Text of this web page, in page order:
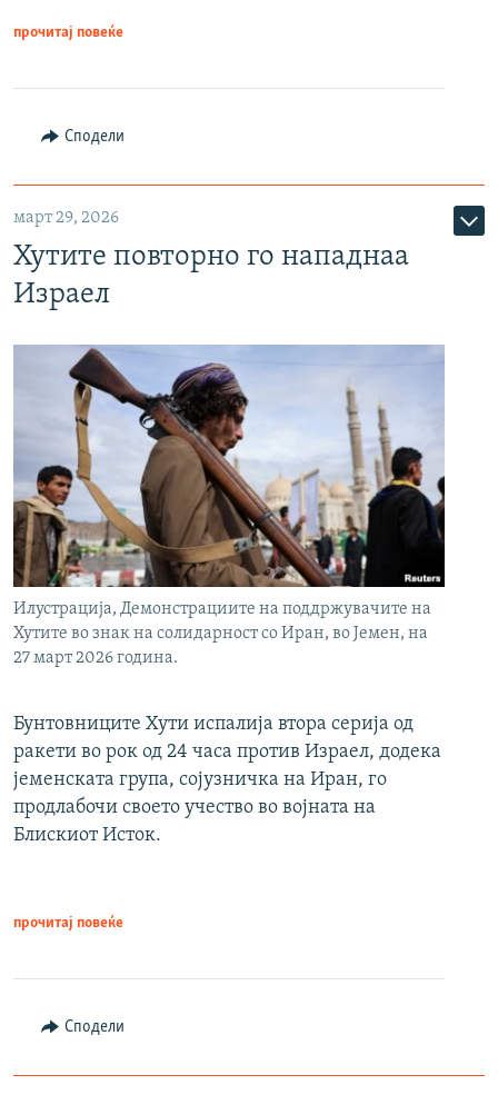
прочитај повеќе
Сподели
март 29, 2026
Хутите повторно го нападнаа
Израел
Илустрација, Демонстрациите на поддржувачите на
Хутите во знак на солидарност со Иран, во Јемен, на
27 март 2026 година.
Бунтовниците Хути испалија втора серија од
ракети во рок од 24 часа против Израел, додека
јеменската група, сојузничка на Иран, го
продлабочи своето учество во војната на
Блискиот Исток.
прочитај повеќе
Сподели